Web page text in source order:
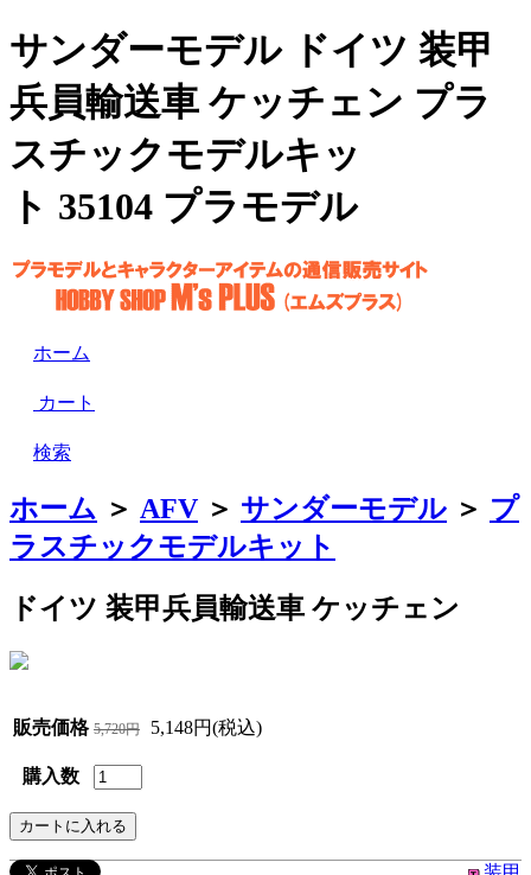
サンダーモデル ドイツ 装甲
兵員輸送車 ケッチェン プラ
スチックモデルキッ
ト 35104 プラモデル
ホーム
カート
検索
ホーム ＞ AFV ＞ サンダーモデル ＞ プ
ラスチックモデルキット
ドイツ 装甲兵員輸送車 ケッチェン
販売価格 5,720円 5,148円(税込)
購入数